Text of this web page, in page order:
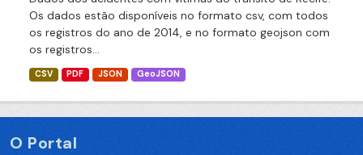
Os dados estão disponíveis no formato csv, com todos
os registros do ano de 2014, e no formato geojson com
os registros...
CSV PDF JSON GeoJSON
O Portal